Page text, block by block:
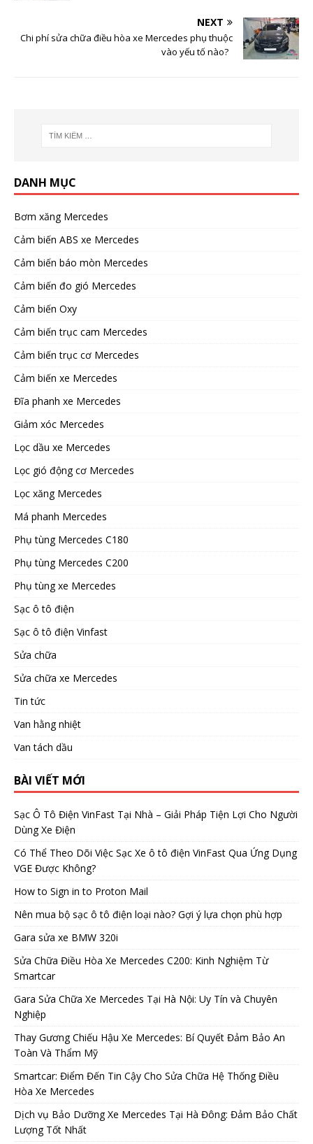
NEXT
Chi phí sửa chữa điều hòa xe Mercedes phụ thuộc
vào yếu tố nào?
DANH MỤC
Bơm xăng Mercedes
Cảm biến ABS xe Mercedes
Cảm biến báo mòn Mercedes
Cảm biến đo gió Mercedes
Cảm biến Oxy
Cảm biến trục cam Mercedes
Cảm biến trục cơ Mercedes
Cảm biến xe Mercedes
Đĩa phanh xe Mercedes
Giảm xóc Mercedes
Lọc dầu xe Mercedes
Lọc gió động cơ Mercedes
Lọc xăng Mercedes
Má phanh Mercedes
Phụ tùng Mercedes C180
Phụ tùng Mercedes C200
Phụ tùng xe Mercedes
Sạc ô tô điện
Sạc ô tô điện Vinfast
Sửa chữa
Sửa chữa xe Mercedes
Tin tức
Van hằng nhiệt
Van tách dầu
BÀI VIẾT MỚI
Sạc Ô Tô Điện VinFast Tại Nhà – Giải Pháp Tiện Lợi Cho Người
Dùng Xe Điện
Có Thể Theo Dõi Việc Sạc Xe ô tô điện VinFast Qua Ứng Dụng
VGE Được Không?
How to Sign in to Proton Mail
Nên mua bộ sạc ô tô điện loại nào? Gợi ý lựa chọn phù hợp
Gara sửa xe BMW 320i
Sửa Chữa Điều Hòa Xe Mercedes C200: Kinh Nghiệm Từ
Smartcar
Gara Sửa Chữa Xe Mercedes Tại Hà Nội: Uy Tín và Chuyên
Nghiệp
Thay Gương Chiếu Hậu Xe Mercedes: Bí Quyết Đảm Bảo An
Toàn Và Thẩm Mỹ
Smartcar: Điểm Đến Tin Cậy Cho Sửa Chữa Hệ Thống Điều
Hòa Xe Mercedes
Dịch vụ Bảo Dưỡng Xe Mercedes Tại Hà Đông: Đảm Bảo Chất
Lượng Tốt Nhất